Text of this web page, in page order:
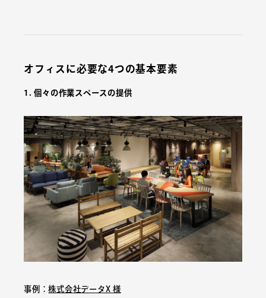
オフィスに必要な4つの基本要素
1. 個々の作業スペースの提供
事例：株式会社データX 様